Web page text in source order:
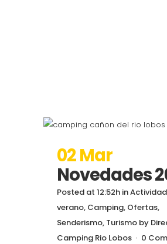
02 Mar
Novedades
Posted at 12:52h in
verano, Camping, Ofertas,
Senderismo, Turismo by
Camping Rio Lobos
0